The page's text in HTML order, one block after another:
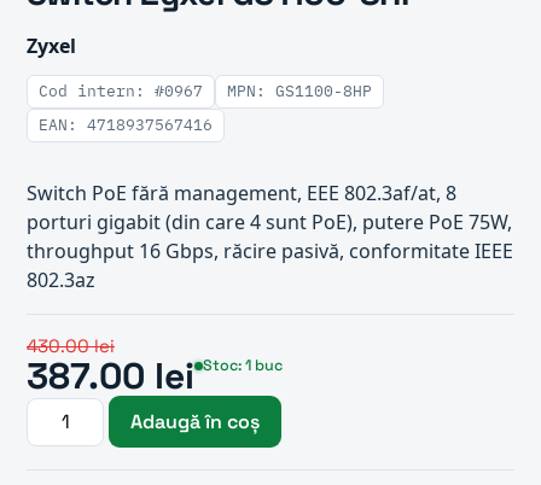
Zyxel
Cod intern: #0967
MPN: GS1100-8HP
EAN: 4718937567416
Switch PoE fără management, EEE 802.3af/at, 8
porturi gigabit (din care 4 sunt PoE), putere PoE 75W,
throughput 16 Gbps, răcire pasivă, conformitate IEEE
802.3az
430.00 lei
387.00 lei Stoc: 1 buc
Adaugă în coș